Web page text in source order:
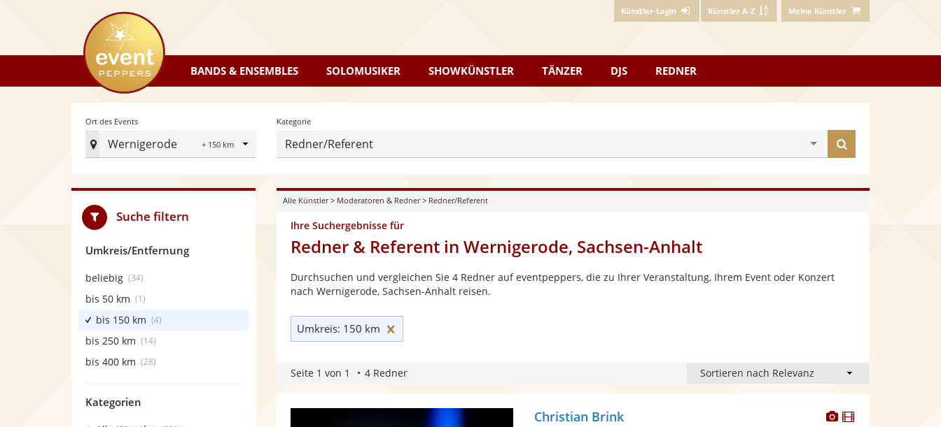
Künstler-Login Künstler A-Z Meine Künstler
eventpeppers
BANDS & ENSEMBLES SOLOMUSIKER SHOWKÜNSTLER TÄNZER DJS REDNER
Ort des Events
Wernigerode
Radius
Ort
Events
festlegen
Kategorie
Redner/Referent
finden
Alle Künstler> Moderatoren & Redner> Redner/Referent
Ihre Suchergebnisse für
Redner & Referent in Wernigerode, Sachsen-Anhalt
Durchsuchen und vergleichen Sie 4 Redner auf eventpeppers, die zu Ihrer Veranstaltung, Ihrem Event oder Konzert
nach Wernigerode, Sachsen-Anhalt reisen.
Umkreis: 150 km
Seite 1 von 1 4 Redner
DieserDieser
Christian Brink
Suche filtern
Umkreis/Entfernung
beliebig (34)
bis 50 km (1)
bis 150 km (4)
bis 250 km (14)
bis 400 km (28)
Kategorien